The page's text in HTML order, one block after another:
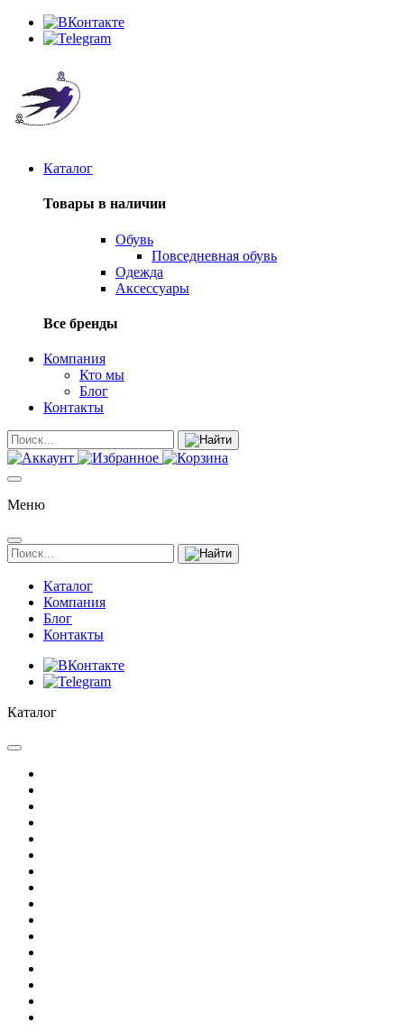
Каталог
Товары в наличии
Обувь
Повседневная обувь
Одежда
Аксессуары
Все бренды
Компания
Кто мы
Блог
Контакты
Меню
Каталог
Компания
Блог
Контакты
Каталог